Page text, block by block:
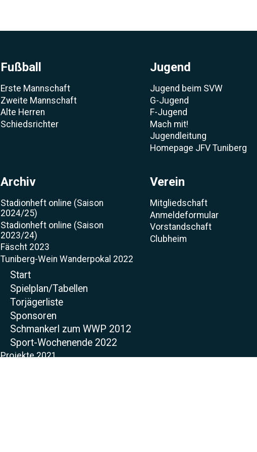
Fußball
Erste Mannschaft
Zweite Mannschaft
Alte Herren
Schiedsrichter
Jugend
Jugend beim SVW
G-Jugend
F-Jugend
Mach mit!
Jugendleitung
Homepage JFV Tuniberg
Archiv
Stadionheft online (Saison
2024/25)
Stadionheft online (Saison
2023/24)
Fäscht 2023
Tuniberg-Wein Wanderpokal 2022
Start
Spielplan/Tabellen
Torjägerliste
Sponsoren
Schmankerl zum WWP 2012
Sport-Wochenende 2022
Projekte 2021
Verein
Mitgliedschaft
Anmeldeformular
Vorstandschaft
Clubheim